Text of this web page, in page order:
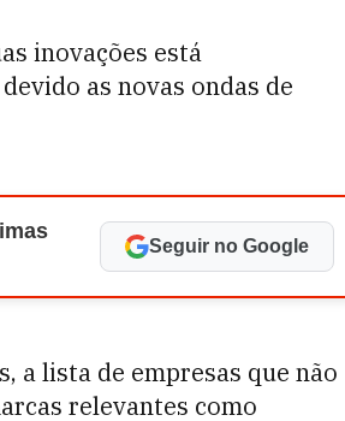
inovações está
as novas ondas de
Seguir no Google
a lista de empresas que não
relevantes como